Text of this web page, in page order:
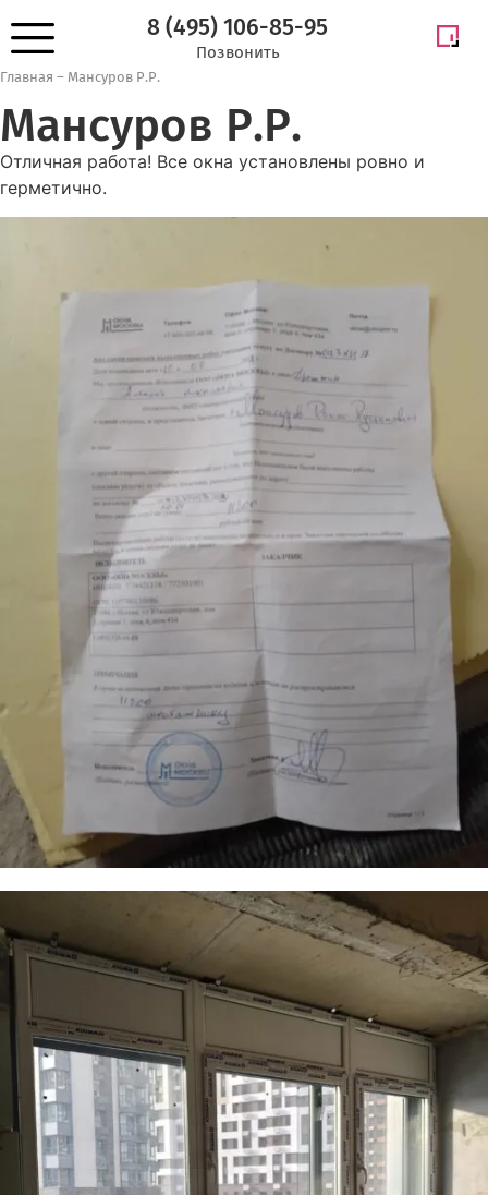
8 (495) 106-85-95
Позвонить
Главная – Мансуров Р.Р.
Мансуров Р.Р.
Отличная работа! Все окна установлены ровно и
герметично.